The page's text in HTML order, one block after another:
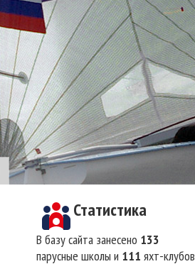
Статистика
В базу сайта занесено 133
парусные школы и 111 яхт-клубов